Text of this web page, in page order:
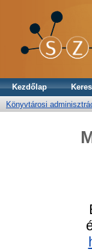
Kezdőlap
Könyvtárosi